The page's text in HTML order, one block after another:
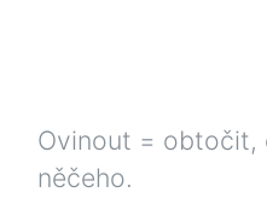
Ovinout = obtočit,
něčeho.